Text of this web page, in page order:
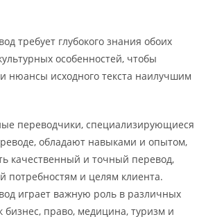
требует глубокого знания обоих
особенностей, чтобы
нюансы исходного текста наилучшим
переводчики, специализирующиеся
обладают навыками и опытом,
качественный и точный перевод,
потребностям и целям клиента.
играет важную роль в различных
бизнес, право, медицина, туризм и